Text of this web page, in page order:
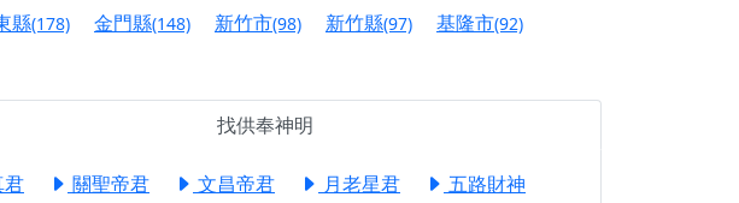
法會，誠邀十方善信大德，一同回到母娘慈悲座前，祈福納祥、慎
分懺悔植福田，誠邀十方善信大德共同參與。
德隨喜贊普，為祖先親眷祈求安息，也為自身與家人累積福德、種
縣(178) 金門縣(148) 新竹市(98) 新竹縣(97) 基隆市(92)
找供奉神明
君 關聖帝君 文昌帝君 月老星君
五路財神